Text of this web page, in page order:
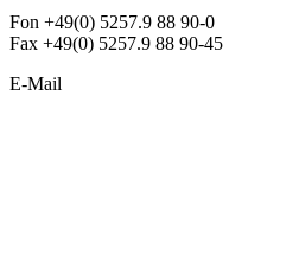
Fon +49(0) 5257.9 88 90-0
Fax +49(0) 5257.9 88 90-45
E-Mail